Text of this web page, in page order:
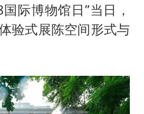
际博物馆日”当日，
验式展陈空间形式与